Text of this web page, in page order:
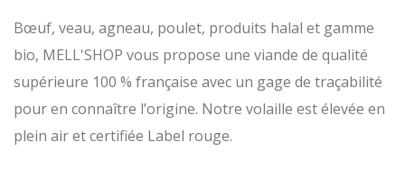
Bœuf, veau, agneau, poulet, produits halal et gamme
bio, MELL'SHOP vous propose une viande de qualité
supérieure 100 % française avec un gage de traçabilité
pour en connaître l’origine. Notre volaille est élevée en
plein air et certifiée Label rouge.